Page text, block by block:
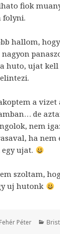
fiok
folyni.
hallom,
huto, ujat kell
a vizet
de
nem
ha nem
ujat.
szoltam,
uj hutonk
Szerző
Fehér Péter